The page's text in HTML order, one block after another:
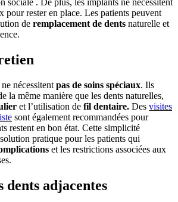
sociale . De plus, les implants ne nécessitent
pour rester en place. Les patients peuvent
de remplacement de dents naturelle et
nécessitent pas de soins spéciaux. Ils
la même manière que les dents naturelles,
et l’utilisation de fil dentaire. Des visites
sont également recommandées pour
restent en bon état. Cette simplicité
pratique pour les patients qui
et les restrictions associées aux
dents adjacentes